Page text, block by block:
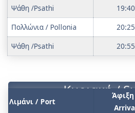
Ψάθη /Psathi
19:40
Πολλώνια / Pollonia
20:25
Ψάθη /Psathi
20:55
Κυριακή /
Λιμάνι / Port